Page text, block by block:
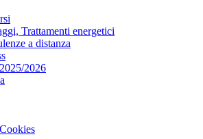
Trattamenti energetici
a distanza
2026